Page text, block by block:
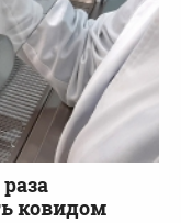
ковидом